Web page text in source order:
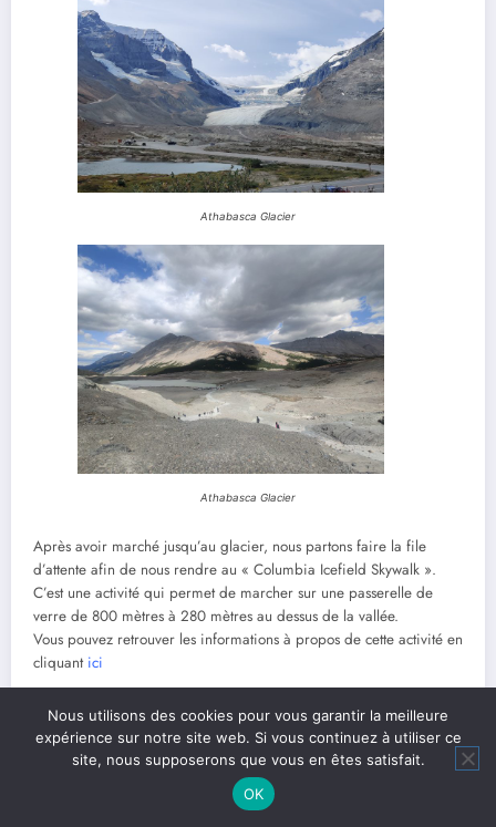
Athabasca Glacier
Athabasca Glacier
Après avoir marché jusqu’au glacier, nous partons faire la file
d’attente afin de nous rendre au « Columbia Icefield Skywalk ».
C’est une activité qui permet de marcher sur une passerelle de
verre de 800 mètres à 280 mètres au dessus de la vallée.
Vous pouvez retrouver les informations à propos de cette activité en
cliquant ici
Nous utilisons des cookies pour vous garantir la meilleure
expérience sur notre site web. Si vous continuez à utiliser ce
site, nous supposerons que vous en êtes satisfait.
OK